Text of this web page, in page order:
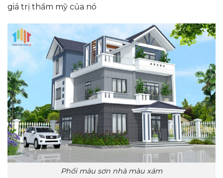
giá trị thẩm mỹ của nó
Phối màu sơn nhà màu xám